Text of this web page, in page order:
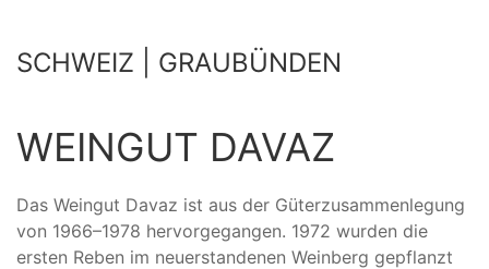
SCHWEIZ | GRAUBÜNDEN
WEINGUT DAVAZ
Das Weingut Davaz ist aus der Güterzusammenlegung
von 1966–1978 hervorgegangen. 1972 wurden die
ersten Reben im neuerstandenen Weinberg gepflanzt